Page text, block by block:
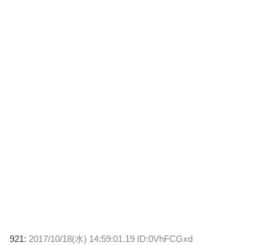
921: 2017/10/18(水) 14:59:01.19 ID:0VhFCGxd